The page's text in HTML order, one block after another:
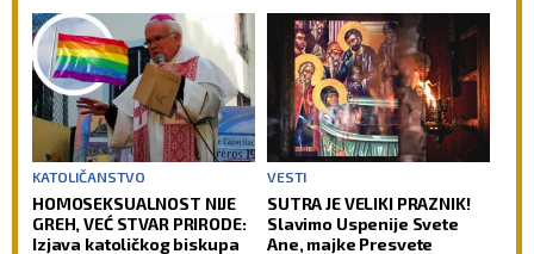
KATOLIČANSTVO
HOMOSEKSUALNOST NIJE
GREH, VEĆ STVAR PRIRODE:
Izjava katoličkog biskupa
VESTI
SUTRA JE VELIKI PRAZNIK!
Slavimo Uspenije Svete
Ane, majke Presvete